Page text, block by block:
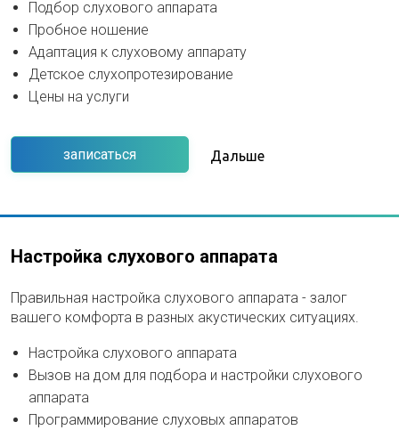
Подбор слухового аппарата
Пробное ношение
Адаптация к слуховому аппарату
Детское слухопротезирование
Цены на услуги
записаться Дальше
Настройка слухового аппарата
Правильная настройка слухового аппарата - залог
вашего комфорта в разных акустических ситуациях.
Настройка слухового аппарата
Вызов на дом для подбора и настройки слухового
аппарата
Программирование слуховых аппаратов